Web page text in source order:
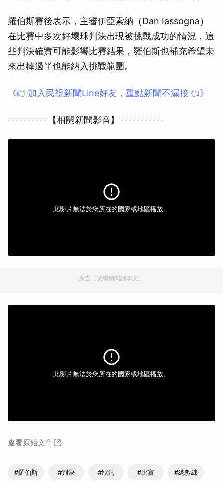
羅伯斯賽後表示，主審伊亞索納（Dan Iassogna）
在比賽中多次好壞球判決出現被挑戰成功的情況，這
些判決確實可能影響比賽結果，羅伯斯也補充希望未
來出棒過半也能納入挑戰範圍。
《👉加入民視新聞Line好友，重點新聞不漏接👈》
----------【相關新聞影音】-----------
此影片無法於您所在的國家或地區播放。
廣告（請繼續閱讀本文）
此影片無法於您所在的國家或地區播放。
查看原始文章
#羅伯斯 #判決 #狀況 #比賽 #總教練